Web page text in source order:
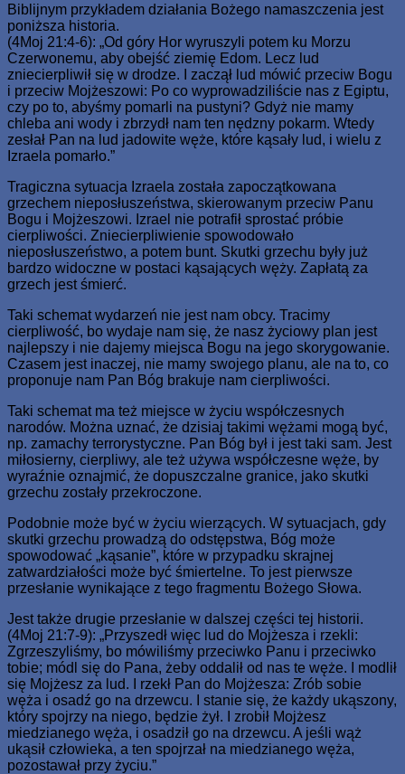
Biblijnym przykładem działania Bożego namaszczenia jest
poniższa historia.
(4Moj 21:4-6): „Od góry Hor wyruszyli potem ku Morzu
Czerwonemu, aby obejść ziemię Edom. Lecz lud
zniecierpliwił się w drodze. I zaczął lud mówić przeciw Bogu
i przeciw Mojżeszowi: Po co wyprowadziliście nas z Egiptu,
czy po to, abyśmy pomarli na pustyni? Gdyż nie mamy
chleba ani wody i zbrzydł nam ten nędzny pokarm. Wtedy
zesłał Pan na lud jadowite węże, które kąsały lud, i wielu z
Izraela pomarło.”
Tragiczna sytuacja Izraela została zapoczątkowana
grzechem nieposłuszeństwa, skierowanym przeciw Panu
Bogu i Mojżeszowi. Izrael nie potrafił sprostać próbie
cierpliwości. Zniecierpliwienie spowodowało
nieposłuszeństwo, a potem bunt. Skutki grzechu były już
bardzo widoczne w postaci kąsających węży. Zapłatą za
grzech jest śmierć.
Taki schemat wydarzeń nie jest nam obcy. Tracimy
cierpliwość, bo wydaje nam się, że nasz życiowy plan jest
najlepszy i nie dajemy miejsca Bogu na jego skorygowanie.
Czasem jest inaczej, nie mamy swojego planu, ale na to, co
proponuje nam Pan Bóg brakuje nam cierpliwości.
Taki schemat ma też miejsce w życiu współczesnych
narodów. Można uznać, że dzisiaj takimi wężami mogą być,
np. zamachy terrorystyczne. Pan Bóg był i jest taki sam. Jest
miłosierny, cierpliwy, ale też używa współczesne węże, by
wyraźnie oznajmić, że dopuszczalne granice, jako skutki
grzechu zostały przekroczone.
Podobnie może być w życiu wierzących. W sytuacjach, gdy
skutki grzechu prowadzą do odstępstwa, Bóg może
spowodować „kąsanie”, które w przypadku skrajnej
zatwardziałości może być śmiertelne. To jest pierwsze
przesłanie wynikające z tego fragmentu Bożego Słowa.
Jest także drugie przesłanie w dalszej części tej historii.
(4Moj 21:7-9): „Przyszedł więc lud do Mojżesza i rzekli:
Zgrzeszyliśmy, bo mówiliśmy przeciwko Panu i przeciwko
tobie; módl się do Pana, żeby oddalił od nas te węże. I modlił
się Mojżesz za lud. I rzekł Pan do Mojżesza: Zrób sobie
węża i osadź go na drzewcu. I stanie się, że każdy ukąszony,
który spojrzy na niego, będzie żył. I zrobił Mojżesz
miedzianego węża, i osadził go na drzewcu. A jeśli wąż
ukąsił człowieka, a ten spojrzał na miedzianego węża,
pozostawał przy życiu.”